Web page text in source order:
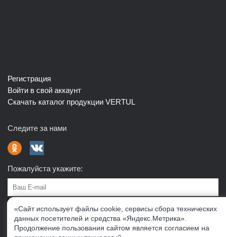
Регистрация
Войти в свой аккаунт
Скачать каталог продукции VERTUL
Следите за нами
Пожалуйста укажите:
Подписаться
«Сайт использует файлы cookie, сервисы сбора технических
данных посетителей и средства «Яндекс.Метрика».
Продолжение пользования сайтом является согласием на